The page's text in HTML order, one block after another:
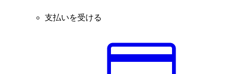
支払いを受ける